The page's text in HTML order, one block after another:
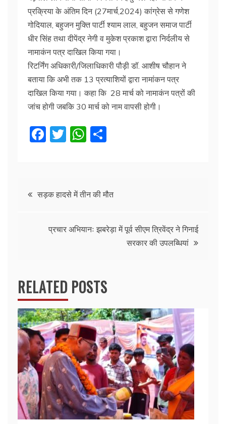
प्रक्रिया के अंतिम दिन (27मार्च,2024) कांग्रेस से गणेश
गोदियाल, बहुजन मुक्ति पार्टी श्याम लाल, बहुजन समाज पार्टी
धीर सिंह तथा दीपेंद्र नेगी व मुकेश प्रकाश द्वारा निर्दलीय से
नामाकंन पत्र दाखिल किया गया।
रिटर्निंग अधिकारी/जिलाधिकारी पौड़ी डॉ. आशीष चौहान ने
बताया कि अभी तक 13 प्रत्याशियों द्वारा नामांकन पत्र
दाखिल किया गया। कहा कि 28 मार्च को नामाकंन पत्रों की
जांच होगी जबकि 30 मार्च को नाम वापसी होगी।
F
b
o
T
W
A
p
Postसड़क हादसे में तीन की मौत
प्रचार अभियानः झबरेड़ा में पूर्व सीएम त्रिवेंद्र ने गिनाई
सरकार की उपलब्धियां
RELATED POSTS